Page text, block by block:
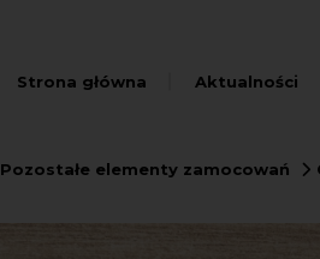
Strona główna Aktualności
Pozostałe elementy zamocowań